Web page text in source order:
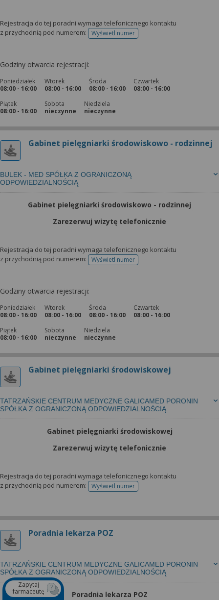
Rejestracja do tej poradni wymaga telefonicznego kontaktu
z przychodnią pod numerem:
Wyświetl numertelefonu do rejestracji
Godziny otwarcia rejestracji:
Poniedziałek
08:00 - 16:00
Wtorek
08:00 - 16:00
Środa
08:00 - 16:00
Czwartek
08:00 - 16:00
Piątek
08:00 - 16:00
Sobota
nieczynne
Niedziela
nieczynne
Gabinet pielęgniarki środowiskowo - rodzinnej
BULEK - MED SPÓŁKA Z OGRANICZONĄ
ODPOWIEDZIALNOŚCIĄ
Gabinet pielęgniarki środowiskowo - rodzinnej
Zarezerwuj wizytę telefonicznie
Rejestracja do tej poradni wymaga telefonicznego kontaktu
z przychodnią pod numerem:
Wyświetl numertelefonu do rejestracji
Godziny otwarcia rejestracji:
Poniedziałek
08:00 - 16:00
Wtorek
08:00 - 16:00
Środa
08:00 - 16:00
Czwartek
08:00 - 16:00
Piątek
08:00 - 16:00
Sobota
nieczynne
Niedziela
nieczynne
Gabinet pielęgniarki środowiskowej
TATRZAŃSKIE CENTRUM MEDYCZNE GALICAMED PORONIN
SPÓŁKA Z OGRANICZONĄ ODPOWIEDZIALNOŚCIĄ
Gabinet pielęgniarki środowiskowej
Zarezerwuj wizytę telefonicznie
Rejestracja do tej poradni wymaga telefonicznego kontaktu
z przychodnią pod numerem:
Wyświetl numertelefonu do rejestracji
Poradnia lekarza POZ
TATRZAŃSKIE CENTRUM MEDYCZNE GALICAMED PORONIN
SPÓŁKA Z OGRANICZONĄ ODPOWIEDZIALNOŚCIĄ
Poradnia lekarza POZ
Zapytaj
farmaceutę